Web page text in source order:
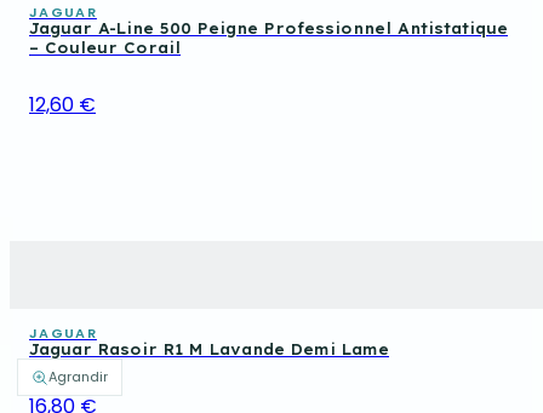
Agrandir
JAGUAR
Jaguar A-Line 500 Peigne Professionnel Antistatique
– Couleur Corail
12,60 €
JAGUAR
Jaguar Rasoir R1 M Lavande Demi Lame
16,80 €